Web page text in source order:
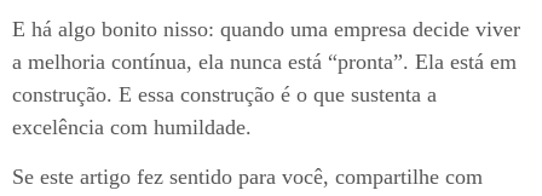
E há algo bonito nisso: quando uma empresa decide viver
a melhoria contínua, ela nunca está “pronta”. Ela está em
construção. E essa construção é o que sustenta a
excelência com humildade.
Se este artigo fez sentido para você, compartilhe com